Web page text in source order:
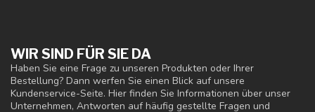
WIR SIND FÜR SIE DA
Haben Sie eine Frage zu unseren Produkten oder Ihrer
Bestellung? Dann werfen Sie einen Blick auf unsere
Kundenservice-Seite. Hier finden Sie Informationen über unser
Unternehmen, Antworten auf häufig gestellte Fragen und